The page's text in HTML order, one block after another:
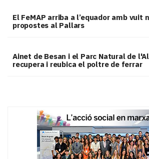
El FeMAP arriba a l’equador amb vuit
propostes al Pallars
Ainet de Besan i el Parc Natural de
recupera i reubica el poltre de ferrar